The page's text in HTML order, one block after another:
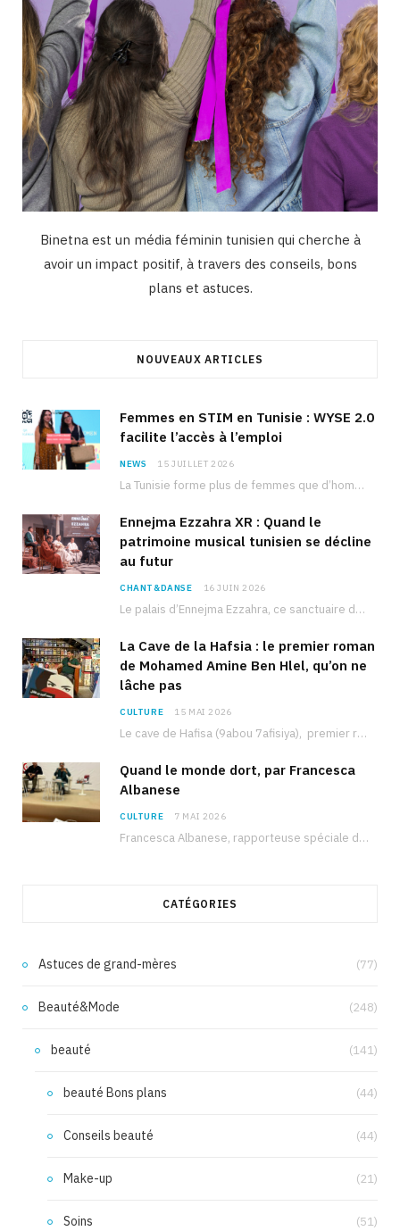
Binetna est un média féminin tunisien qui cherche à
avoir un impact positif, à travers des conseils, bons
plans et astuces.
NOUVEAUX ARTICLES
Femmes en STIM en Tunisie : WYSE 2.0
facilite l’accès à l’emploi
NEWS 15 JUILLET 2026
La Tunisie forme plus de femmes que d’hommes dans les filières scientifiques. Pourtant, pour beaucoup…
Ennejma Ezzahra XR : Quand le
patrimoine musical tunisien se décline
au futur
CHANT&DANSE 16 JUIN 2026
Le palais d’Ennejma Ezzahra, ce sanctuaire de la musique tunisienne et méditerranéenne construit par le…
La Cave de la Hafsia : le premier roman
de Mohamed Amine Ben Hlel, qu’on ne
lâche pas
CULTURE 15 MAI 2026
Le cave de Hafisa (9abou 7afisiya), premier roman du journaliste tunisien Mohamed Amine Ben Hlel,…
Quand le monde dort, par Francesca
Albanese
CULTURE 7 MAI 2026
Francesca Albanese, rapporteuse spéciale de l’ONU sur les territoires palestiniens occupés, était à Tunis pour…
CATÉGORIES
Astuces de grand-mères (77)
Beauté&Mode (248)
beauté (141)
beauté Bons plans (44)
Conseils beauté (44)
Make-up (21)
Soins (51)